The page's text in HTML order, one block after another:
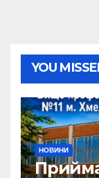
YOU
НОВИНИ